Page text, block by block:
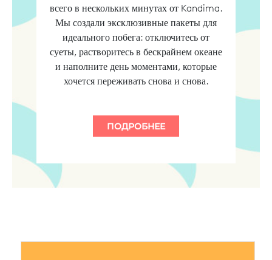
всего в нескольких минутах от Kandima.
Мы создали эксклюзивные пакеты для
идеального побега: отключитесь от
суеты, растворитесь в бескрайнем океане
и наполните день моментами, которые
хочется переживать снова и снова.
ПОДРОБНЕЕ